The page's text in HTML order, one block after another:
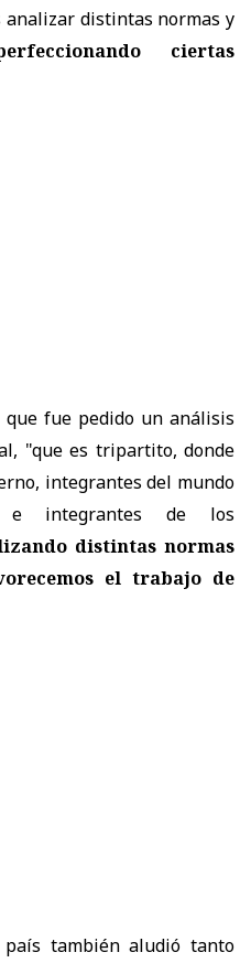
analizar distintas normas y
ciertas
que fue pedido un análisis
"que es tripartito, donde
integrantes del mundo
e integrantes de los
distintas normas
el trabajo de
también aludió tanto